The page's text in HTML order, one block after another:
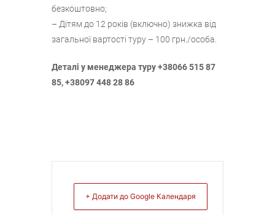
безкоштовно;
– Дітям до 12 років (включно) знижка від
загальної вартості туру – 100 грн./особа.
Деталі у менеджера туру +38066 515 87
85, +38097 448 28 86
+ Додати до Google Календаря